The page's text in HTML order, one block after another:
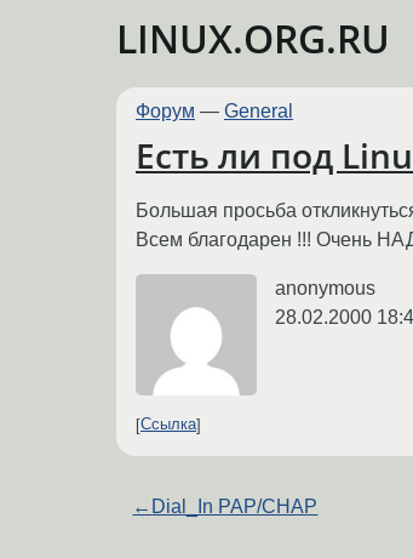
LINUX.ORG.RU
Форум — General
Есть ли под
Большая просьба
Всем благодарен !!! Очень
anonymous
28.02.2000
Ссылка
← Dial_In PAP/CHAP